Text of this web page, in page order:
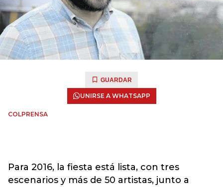
GUARDAR
UNIRSE A WHATSAPP
COLPRENSA
Para 2016, la fiesta está lista, con tres
escenarios y más de 50 artistas, junto a